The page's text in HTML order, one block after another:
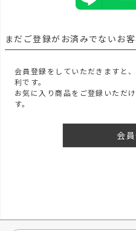
まだご登録がお済みでないお
会員登録をしていただきますと
利です。
お気に入り商品をご登録いただ
す。
会